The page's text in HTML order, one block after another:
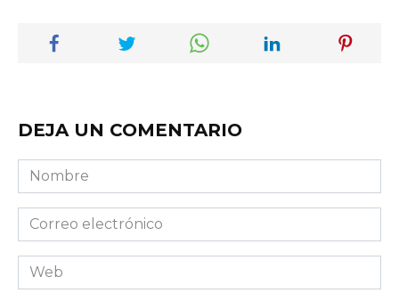
DEJA UN COMENTARIO
Nombre
Correo
electrónico
Web